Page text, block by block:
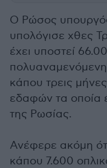
Ο Ρώσος
υπολόγισε χθες
έχει υποστεί
κάπου τρεις
εδαφών τα οποία
της Ρωσίας.
Ανέφερε ακόμη
κάπου 7.600